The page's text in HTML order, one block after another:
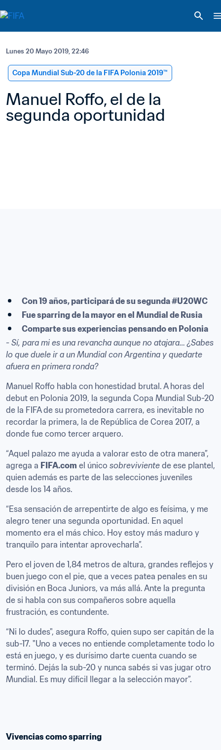
Lunes 20 Mayo 2019, 22:46
Copa Mundial Sub-20 de la FIFA Polonia 2019™
Manuel Roffo, el de la
segunda oportunidad
Con 19 años, participará de su segunda #U20WC
Fue sparring de la mayor en el Mundial de Rusia
Comparte sus experiencias pensando en Polonia
- Sí, para mi es una revancha aunque no atajara… ¿Sabes
lo que duele ir a un Mundial con Argentina y quedarte
afuera en primera ronda?
Manuel Roffo habla con honestidad brutal. A horas del
debut en Polonia 2019, la segunda Copa Mundial Sub-20
de la FIFA de su prometedora carrera, es inevitable no
recordar la primera, la de República de Corea 2017, a
donde fue como tercer arquero.
“Aquel palazo me ayuda a valorar esto de otra manera”,
agrega a FIFA.com el único sobreviviente de ese plantel,
quien además es parte de las selecciones juveniles
desde los 14 años.
“Esa sensación de arrepentirte de algo es feísima, y me
alegro tener una segunda oportunidad. En aquel
momento era el más chico. Hoy estoy más maduro y
tranquilo para intentar aprovecharla”.
Pero el joven de 1,84 metros de altura, grandes reflejos y
buen juego con el pie, que a veces patea penales en su
división en Boca Juniors, va más allá. Ante la pregunta
de si habla con sus compañeros sobre aquella
frustración, es contundente.
“Ni lo dudes", asegura Roffo, quien supo ser capitán de la
sub-17. "Uno a veces no entiende completamente todo lo
está en juego, y es durísimo darte cuenta cuando se
terminó. Dejás la sub-20 y nunca sabés si vas jugar otro
Mundial. Es muy difícil llegar a la selección mayor”.
Vivencias como sparring